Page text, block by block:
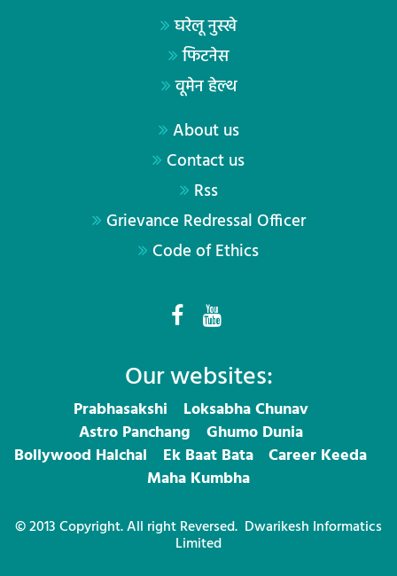
घरेलू नुस्खे
फिटनेस
वूमेन हेल्थ
About us
Contact us
Rss
Grievance Redressal Officer
Code of Ethics
Our websites:
Prabhasakshi
Loksabha Chunav
Astro Panchang
Ghumo Dunia
Bollywood Halchal
Ek Baat Bata
Career Keeda
Maha Kumbha
© 2013 Copyright. All right Reversed. Dwarikesh Informatics
Limited